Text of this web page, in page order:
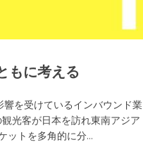
もに考える
を受けているインバウンド業
光客が日本を訪れ東南アジア
ットを多角的に分...